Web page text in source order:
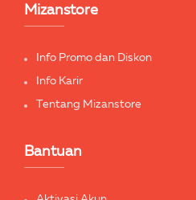
Mizanstore
Info Promo dan Diskon
Info Karir
Tentang Mizanstore
Bantuan